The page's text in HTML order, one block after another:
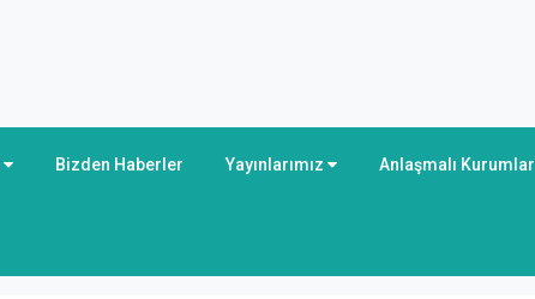
Bizden Haberler Yayınlarımız Anlaşmalı Kurumlar